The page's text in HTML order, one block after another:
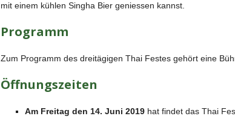
mit einem kühlen Singha Bier geniessen kannst.
Programm
Zum Programm des dreitägigen Thai Festes gehört eine
Öffnungszeiten
Am Freitag den 14. Juni 2019hat findet das Thai